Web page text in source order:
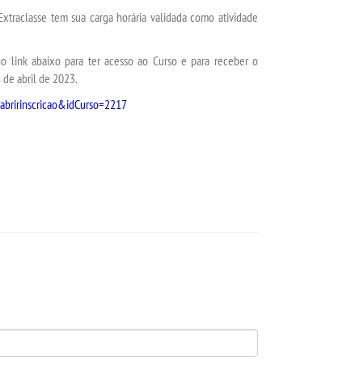
tem sua carga horária validada como atividade
abaixo para ter acesso ao Curso e para receber o
de abril de 2023.